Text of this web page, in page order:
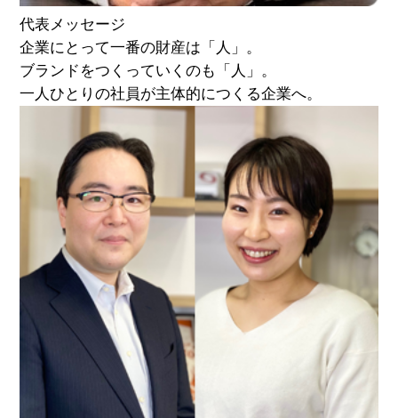
代表メッセージ
企業にとって一番の財産は「人」。
ブランドをつくっていくのも「人」。
一人ひとりの社員が主体的につくる企業へ。